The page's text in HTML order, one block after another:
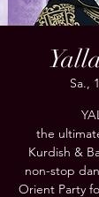
Sa.,
the
Kurdish &
non-stop
Orient Party